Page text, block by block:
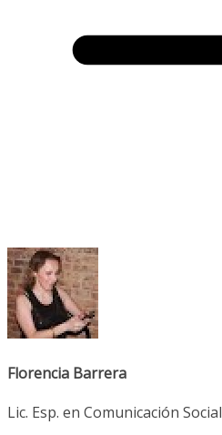
Florencia Barrera
Lic. Esp. en Comunicación Social